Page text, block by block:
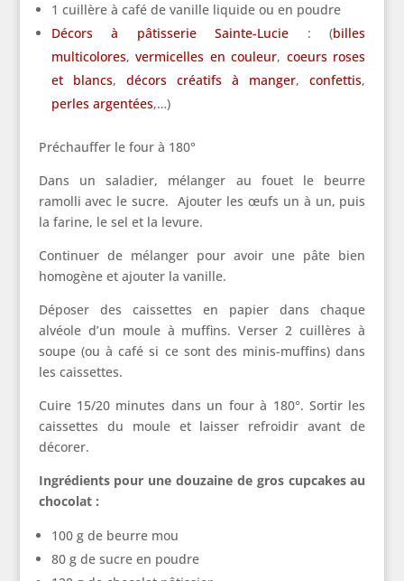
1 cuillère à café de vanille liquide ou en poudre
Décors à pâtisserie Sainte-Lucie : (billes
multicolores,vermicelles en couleur, coeurs roses
et blancs, décors créatifs à manger,confettis,
perles argentées,…)
Préchauffer le four à 180°
Dans un saladier, mélanger au fouet le beurre
ramolli avec le sucre. Ajouter les œufs un à un, puis
la farine, le sel et la levure.
Continuer de mélanger pour avoir une pâte bien
homogène et ajouter la vanille.
Déposer des caissettes en papier dans chaque
alvéole d’un moule à muffins. Verser 2 cuillères à
soupe (ou à café si ce sont des minis-muffins) dans
les caissettes.
Cuire 15/20 minutes dans un four à 180°. Sortir les
caissettes du moule et laisser refroidir avant de
décorer.
Ingrédients pour une douzaine de gros cupcakes au
chocolat :
100 g de beurre mou
80 g de sucre en poudre